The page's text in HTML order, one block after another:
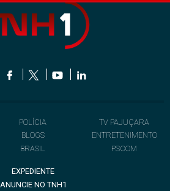
POLÍCIA
BLOGS
BRASIL
TV PAJUÇARA
ENTRETENIMENTO
PSCOM
EXPEDIENTE
ANUNCIE NO TNH1